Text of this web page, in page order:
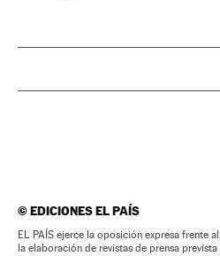
©EDICIONES EL PAÍS
EL PAÍS ejerce la oposición expresa frente
la elaboración de revistas de prensa